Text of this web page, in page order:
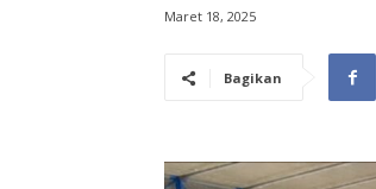
Maret 18, 2025
Bagikan